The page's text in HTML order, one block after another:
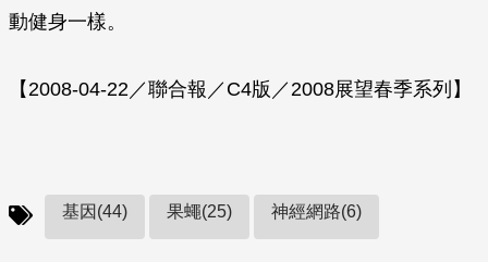
動健身一樣。
【2008-04-22／聯合報／C4版／2008展望春季系列】
基因(44) 果蠅(25) 神經網路(6)